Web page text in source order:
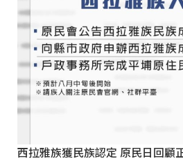
西拉雅族獲民族認定 原民日回顧